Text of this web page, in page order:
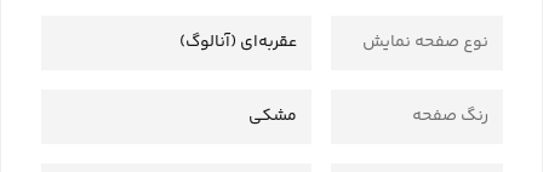
نوع صفحه نمایش عقربه‌ای (آنالوگ)
رنگ صفحه مشکی